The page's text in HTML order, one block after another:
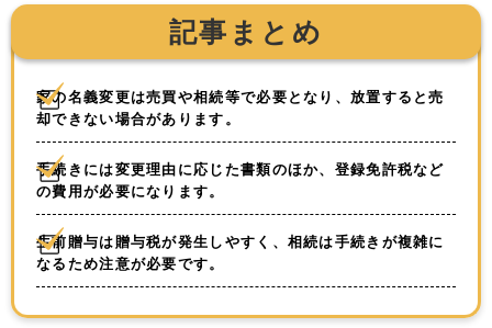
記事まとめ
家の名義変更は売買や相続等で必要となり、放置すると売
却できない場合があります。
手続きには変更理由に応じた書類のほか、登録免許税など
の費用が必要になります。
生前贈与は贈与税が発生しやすく、相続は手続きが複雑に
なるため注意が必要です。